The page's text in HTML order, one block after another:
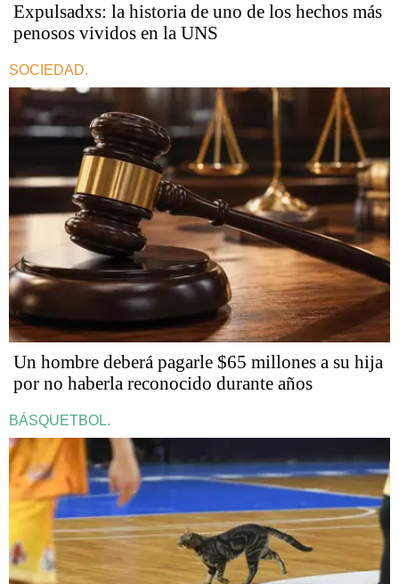
Expulsadxs: la historia de uno de los hechos más
penosos vividos en la UNS
SOCIEDAD.
Un hombre deberá pagarle $65 millones a su hija
por no haberla reconocido durante años
BÁSQUETBOL.